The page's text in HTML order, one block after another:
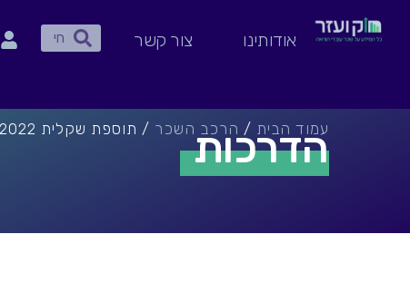
לתוכן
אודותינו צור קשר חיפושחיפוש
עמוד הבית / הרכב השכר / תוספת שקלית 2022 הדרכות